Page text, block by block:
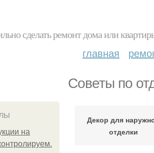
сделать ремонт дома или
главная
Советы по
на
Декор для
отделки